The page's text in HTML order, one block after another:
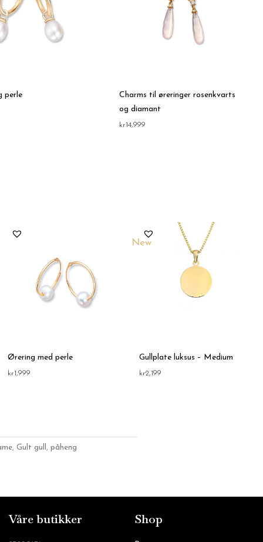
perle
Charms til øreringer rosenkvarts
og diamant
kr14,999
Ørering med perle
kr1,999
New
Gullplate luksus – Medium
kr2,199
, Gult gull , påheng
Våre butikker Shop